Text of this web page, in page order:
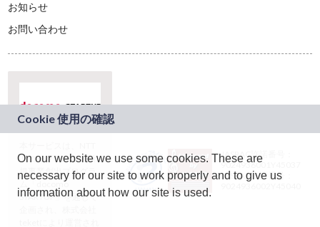
お知らせ
お問い合わせ
ドコモグループの新
規事業創出プログラ
ム「docomo
STARTUP」を通じて
JASRAC許諾番号：
9024936001Y45037
JASRAC許諾番号：
On our website we use some cookies. These are
necessary for our site to work properly and to give us
information about how our site is used.